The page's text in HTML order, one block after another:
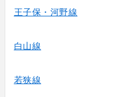
王子保・河野線
白山線
若狭線